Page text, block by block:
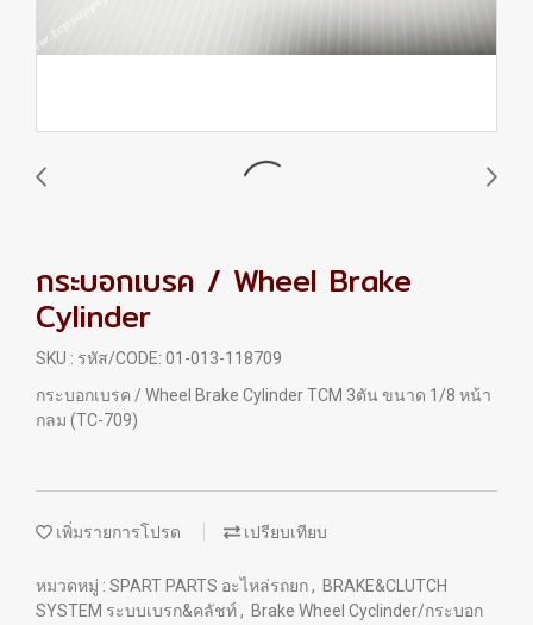
กระบอกเบรค / Wheel Brake
Cylinder
SKU : รหัส/CODE: 01-013-118709
กระบอกเบรค / Wheel Brake Cylinder TCM 3ตัน ขนาด 1/8 หน้า
กลม (TC-709)
เพิ่มรายการโปรด เปรียบเทียบ
หมวดหมู่ : SPART PARTS อะไหล่รถยก, BRAKE&CLUTCH
SYSTEM ระบบเบรก&คลัชท์, Brake Wheel Cyclinder/กระบอก